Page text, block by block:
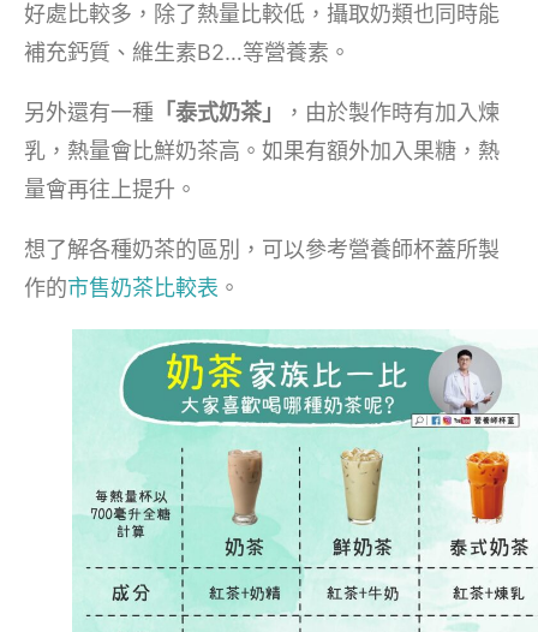
好處比較多，除了熱量比較低，攝取奶類也同時能
補充鈣質、維生素B2…等營養素。
另外還有一種 「泰式奶茶」
，由於製作時有加入煉
乳，熱量會比鮮奶茶高。如果有額外加入果糖，熱
量會再往上提升。
想了解各種奶茶的區別，可以參考營養師杯蓋所製
作的市售奶茶比較表 。